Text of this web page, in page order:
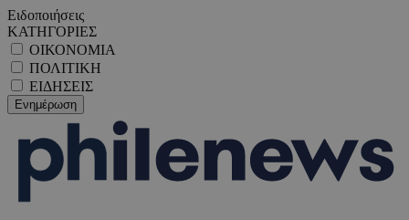
Ειδοποιήσεις
ΚΑΤΗΓΟΡΙΕΣ
ΟΙΚΟΝΟΜΙΑ
ΠΟΛΙΤΙΚΗ
ΕΙΔΗΣΕΙΣ